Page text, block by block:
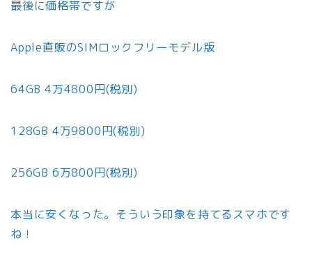
最後に価格帯ですが
Apple直販のSIMロックフリーモデル版
64GB 4万4800円(税別)
128GB 4万9800円(税別)
256GB 6万800円(税別)
本当に安くなった。そういう印象を持てるスマホです
ね！